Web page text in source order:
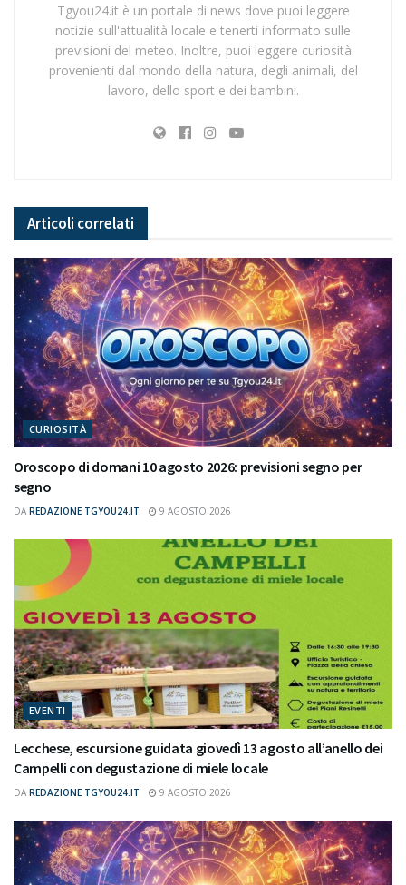
Tgyou24.it è un portale di news dove puoi leggere
notizie sull'attualità locale e tenerti informato sulle
previsioni del meteo. Inoltre, puoi leggere curiosità
provenienti dal mondo della natura, degli animali, del
lavoro, dello sport e dei bambini.
Articoli correlati
CURIOSITÀ
Oroscopo di domani 10 agosto 2026: previsioni segno per
segno
DA REDAZIONE TGYOU24.IT 9 AGOSTO 2026
EVENTI
Lecchese, escursione guidata giovedì 13 agosto all’anello dei
Campelli con degustazione di miele locale
DA REDAZIONE TGYOU24.IT 9 AGOSTO 2026